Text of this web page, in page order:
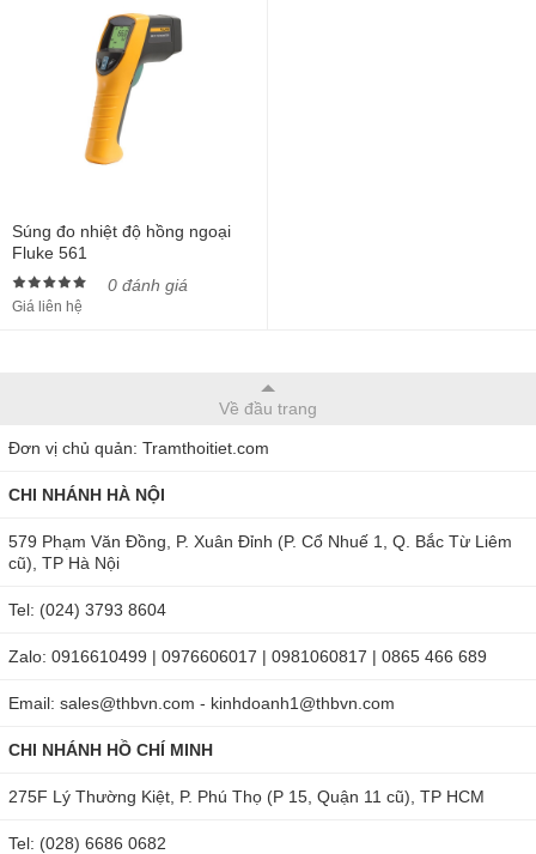
Súng đo nhiệt độ hồng ngoại
Fluke 561
0 đánh giá
Giá liên hệ
Về đầu trang
Đơn vị chủ quản: Tramthoitiet.com
CHI NHÁNH HÀ NỘI
579 Phạm Văn Đồng, P. Xuân Đỉnh (P. Cổ Nhuế 1, Q. Bắc Từ Liêm
cũ), TP Hà Nội
Tel: (024) 3793 8604
Zalo: 0916610499 | 0976606017 | 0981060817 | 0865 466 689
Email: sales@thbvn.com - kinhdoanh1@thbvn.com
CHI NHÁNH HỒ CHÍ MINH
275F Lý Thường Kiệt, P. Phú Thọ (P 15, Quận 11 cũ), TP HCM
Tel: (028) 6686 0682